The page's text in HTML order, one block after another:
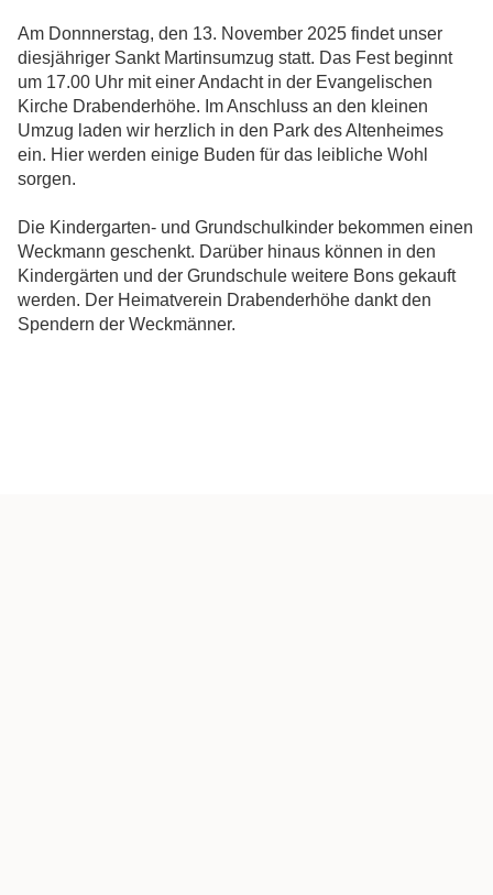
Am Donnnerstag, den 13. November 2025 findet unser
diesjähriger Sankt Martinsumzug statt. Das Fest beginnt
um 17.00 Uhr mit einer Andacht in der Evangelischen
Kirche Drabenderhöhe. Im Anschluss an den kleinen
Umzug laden wir herzlich in den Park des Altenheimes
ein. Hier werden einige Buden für das leibliche Wohl
sorgen.
Die Kindergarten- und Grundschulkinder bekommen einen
Weckmann geschenkt. Darüber hinaus können in den
Kindergärten und der Grundschule weitere Bons gekauft
werden. Der Heimatverein Drabenderhöhe dankt den
Spendern der Weckmänner.